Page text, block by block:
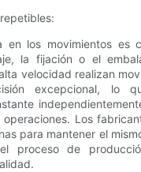
en los movimientos es
la fijación o el
velocidad realizan
excepcional, lo
Los
para mantener el
proceso de